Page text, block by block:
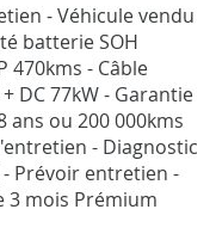
- Véhicule vendu
batterie SOH
470kms - Câble
DC 77kW - Garantie
ou 200 000kms
- Diagnostic
- Prévoir entretien -
3 mois Prémium